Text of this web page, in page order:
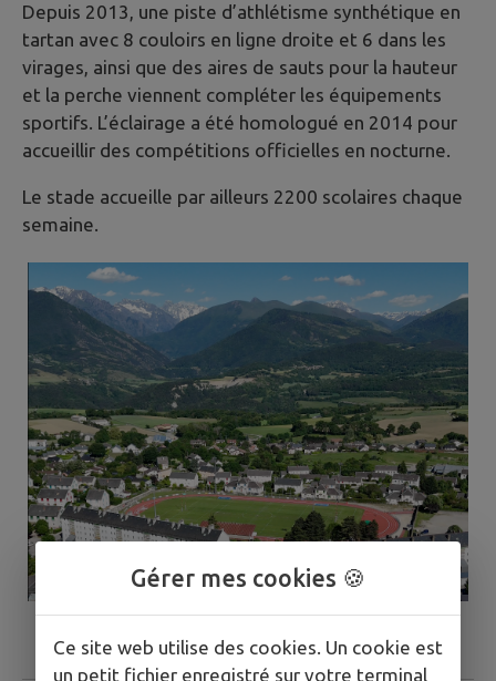
Depuis 2013, une piste d’athlétisme synthétique en
tartan avec 8 couloirs en ligne droite et 6 dans les
virages, ainsi que des aires de sauts pour la hauteur
et la perche viennent compléter les équipements
sportifs. L’éclairage a été homologué en 2014 pour
accueillir des compétitions officielles en nocturne.
Le stade accueille par ailleurs 2200 scolaires chaque
semaine.
Gérer mes cookies 🍪
Ce site web utilise des cookies. Un cookie est
un petit fichier enregistré sur votre terminal